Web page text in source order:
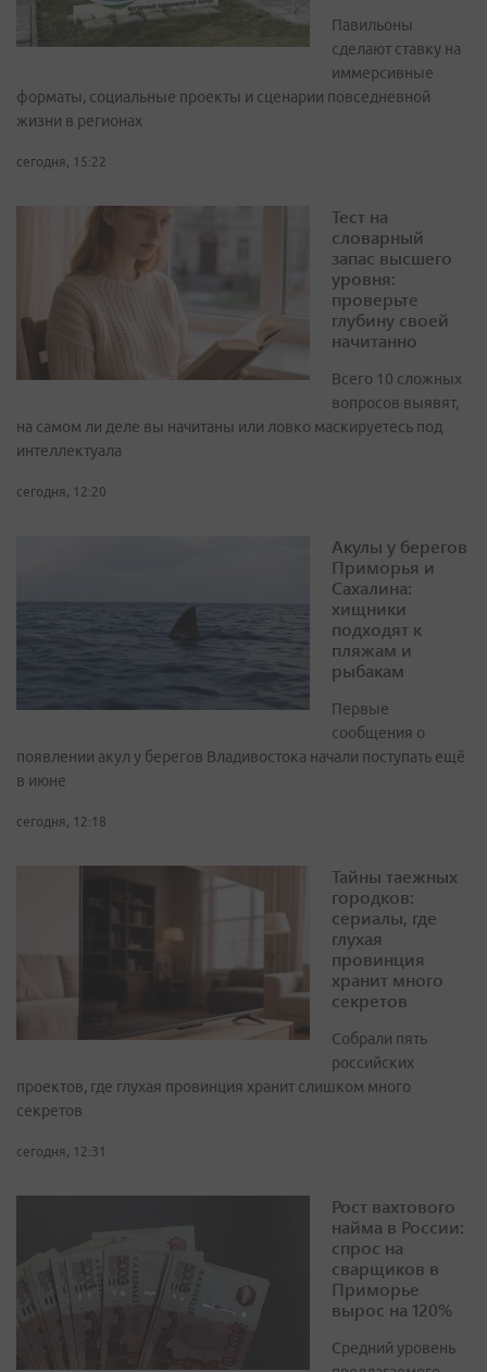
Павильоны
сделают ставку на
иммерсивные
форматы, социальные проекты и сценарии повседневной
жизни в регионах
сегодня, 15:22
Тест на
словарный
запас высшего
уровня:
проверьте
глубину своей
начитанно
Всего 10 сложных
вопросов выявят,
на самом ли деле вы начитаны или ловко маскируетесь под
интеллектуала
сегодня, 12:20
Акулы у берегов
Приморья и
Сахалина:
хищники
подходят к
пляжам и
рыбакам
Первые
сообщения о
появлении акул у берегов Владивостока начали поступать ещё
в июне
сегодня, 12:18
Тайны таежных
городков:
сериалы, где
глухая
провинция
хранит много
секретов
Собрали пять
российских
проектов, где глухая провинция хранит слишком много
секретов
сегодня, 12:31
Рост вахтового
найма в России:
спрос на
сварщиков в
Приморье
вырос на 120%
Средний уровень